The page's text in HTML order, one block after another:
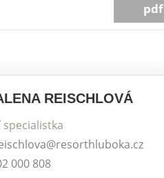
pdf
REISCHLOVÁ
specialistka
000 808